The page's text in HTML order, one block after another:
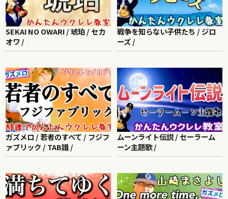
SEKAI NO OWARI / 琥珀 / セカ
オワ /
戦争を知らない子供たち / ジロ
ーズ /
ガズメロ / 若者のすべて / フジフ
ァブリック / TAB譜 /
ムーンライト伝説 / セーラーム
ーン主題歌 /